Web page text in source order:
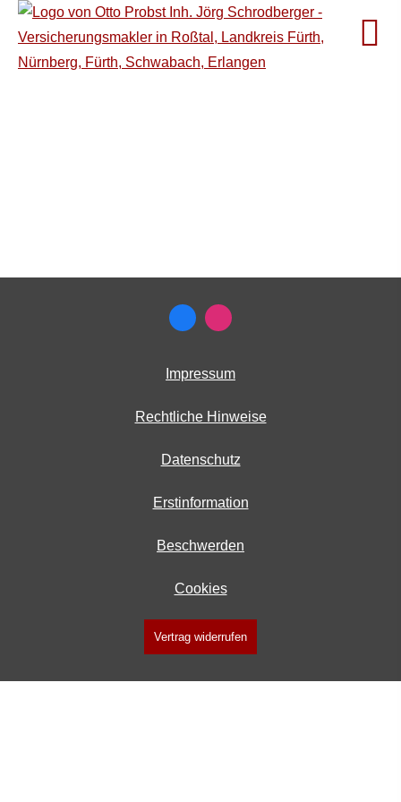
Impressum
Rechtliche Hinweise
Datenschutz
Erstinformation
Beschwerden
Cookies
Vertrag widerrufen